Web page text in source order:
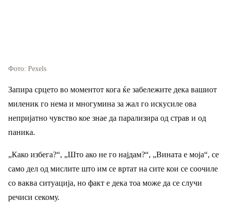
Фото: Pexels
Запира срцето во моментот кога ќе забележите дека вашиот
миленик го нема и многумина за жал го искусиле ова
непријатно чувство кое знае да парализира од страв и од
паника.
„Како избега?“, „Што ако не го најдам?“, „Вината е моја“, се
само дел од мислите што им се вртат на сите кои се соочиле
со ваква ситуација, но факт е дека тоа може да се случи
речиси секому.